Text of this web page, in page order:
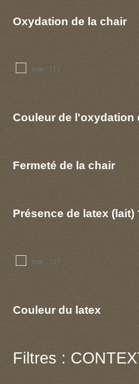
Oxydation de la chair
non (1)
Couleur de l'oxydation
Fermeté de la chair
Présence de latex (lait)
non (1)
Couleur du latex
Filtres :